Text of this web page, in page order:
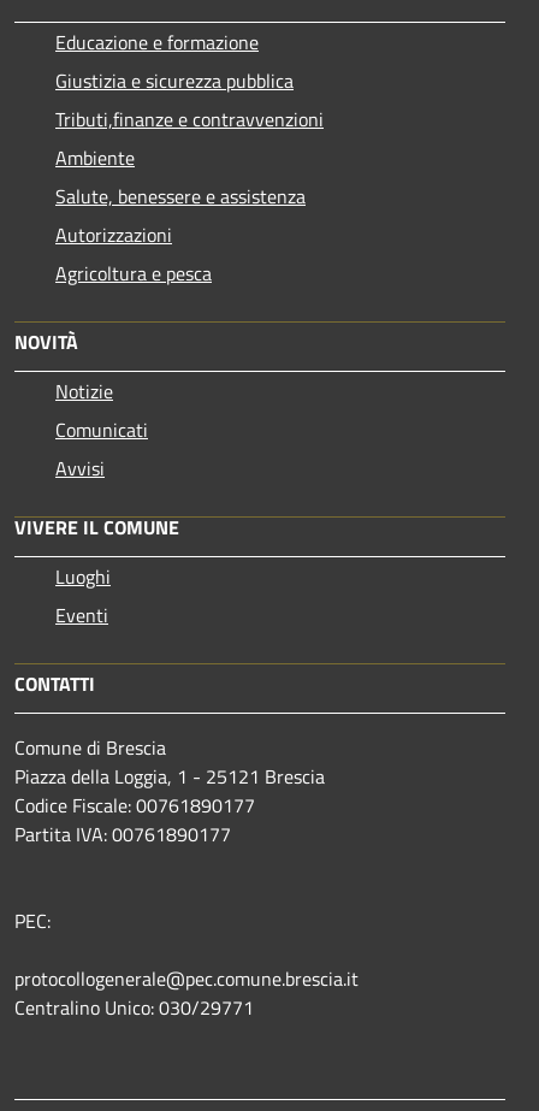
Educazione e formazione
Giustizia e sicurezza pubblica
Tributi,finanze e contravvenzioni
Ambiente
Salute, benessere e assistenza
Autorizzazioni
Agricoltura e pesca
NOVITÀ
Notizie
Comunicati
Avvisi
VIVERE IL COMUNE
Luoghi
Eventi
CONTATTI
Comune di Brescia
Piazza della Loggia, 1 - 25121 Brescia
Codice Fiscale: 00761890177
Partita IVA: 00761890177
PEC:
protocollogenerale@pec.comune.brescia.it
Centralino Unico: 030/29771